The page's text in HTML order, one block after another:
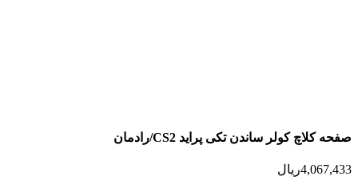
صفحه کلاچ کولر ساندن تکی پراید CS2/رادمان
4,067,433ریال